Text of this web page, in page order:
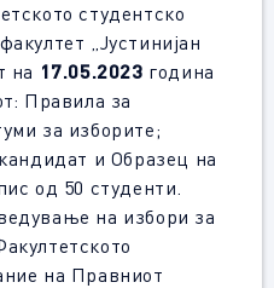
студентско
„Јустинијан
на 17.05.2023 година
Правила за
за изборите;
и Образец на
од 50 студенти.
на избори за
на Правниот